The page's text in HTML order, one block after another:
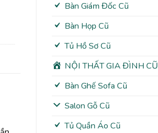
Bàn Giám Đốc Cũ
Bàn Họp Cũ
Tủ Hồ Sơ Cũ
NỘI THẤT GIA ĐÌNH CŨ
Bàn Ghế Sofa Cũ
Salon Gỗ Cũ
Tủ Quần Áo Cũ